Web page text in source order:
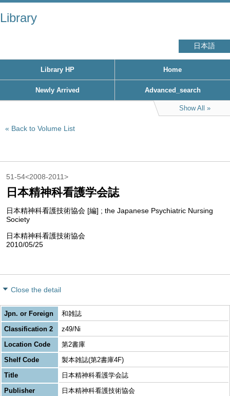
Library
日本語
Library HP Home
Newly Arrived Advanced_search
Show All
Back to Volume List
51-54<2008-2011>
日本精神科看護学会誌
日本精神科看護技術協会 [編] ; the Japanese Psychiatric Nursing
Society
日本精神科看護技術協会
2010/05/25
Close the detail
Jpn. or Foreign
和雑誌
Classification 2
z49/Ni
Location Code
第2書庫
Shelf Code
製本雑誌(第2書庫4F)
Title
日本精神科看護学会誌
Publisher
日本精神科看護技術協会